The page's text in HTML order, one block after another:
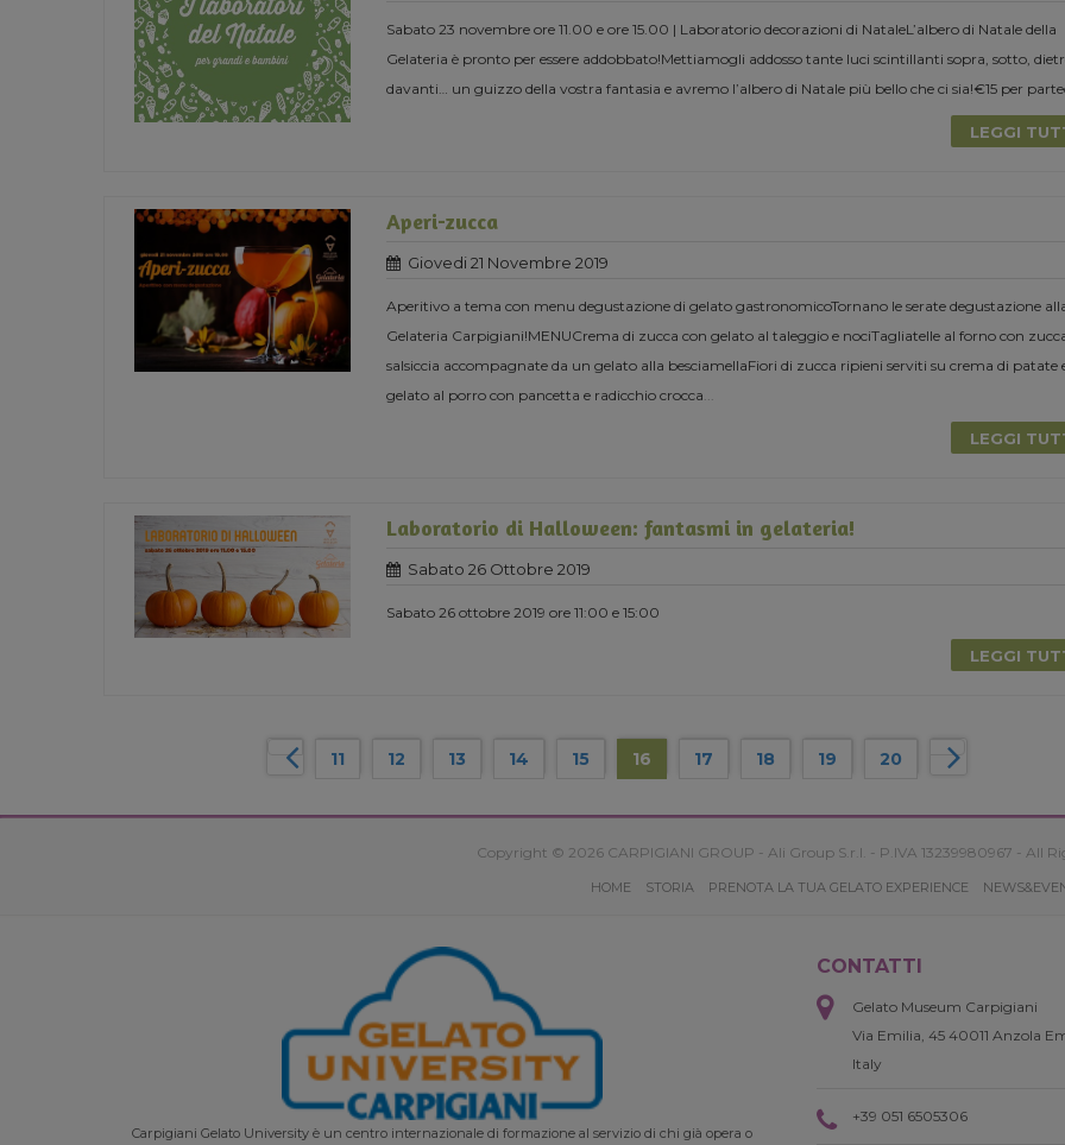
Sabato 23 novembre ore 11.00 e ore 15.00 | Laboratorio decorazioni di NataleL’albero di Natale della
Gelateria è pronto per essere addobbato!Mettiamogli addosso tante luci scintillanti sopra, sotto,
davanti… un guizzo della vostra fantasia e avremo l’albero di Natale più bello che ci sia!€15 per
LEGGI
Aperi-zucca
Giovedi 21 Novembre 2019
Aperitivo a tema con menu degustazione di gelato gastronomicoTornano le serate degustazione
Gelateria Carpigiani!MENUCrema di zucca con gelato al taleggio e nociTagliatelle al forno con
salsiccia accompagnate da un gelato alla besciamellaFiori di zucca ripieni serviti su crema di patate
gelato al porro con pancetta e radicchio crocca...
LEGGI
Laboratorio di Halloween: fantasmi in gelateria!
Sabato 26 Ottobre 2019
Sabato 26 ottobre 2019 ore 11:00 e 15:00
LEGGI
11 12 13 14 15 16 17 18 19 20
Copyright © 2026 CARPIGIANI GROUP - Ali Group S.r.l. - P.IVA 13239980967 - All
HOME STORIA PRENOTA LA TUA GELATO EXPERIENCE
Carpigiani Gelato University è un centro internazionale di formazione al servizio di chi già opera o
CONTATTI
Gelato Museum Carpigiani
Via Emilia, 45 40011 Anzola
Italy
+39 051 6505306